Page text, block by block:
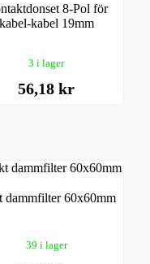
8-Pol för
kabel-kabel 19mm
3 i lager
56,18 kr
dammfilter 60x60mm
39 i lager